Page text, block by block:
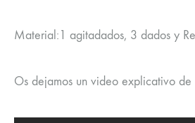
Material:1 agitadados, 3 dados y
Os dejamos un video explicativo de